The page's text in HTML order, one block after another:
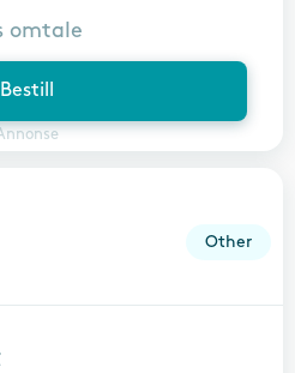
Bestill
omtale
Other